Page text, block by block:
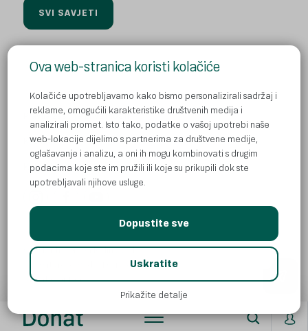
Ova web-stranica koristi kolačiće
Kolačiće upotrebljavamo kako bismo personalizirali sadržaj i
reklame, omogućili karakteristike društvenih medija i
analizirali promet. Isto tako, podatke o vašoj upotrebi naše
web-lokacije dijelimo s partnerima za društvene medije,
oglašavanje i analizu, a oni ih mogu kombinovati s drugim
podacima koje ste im pružili ili koje su prikupili dok ste
upotrebljavali njihove usluge.
Dopustite sve
Uskratite
Prikažite detalje
SVI SAVJETI
Pravila zaštite privatnosti
Kontakt
Kolačići
© Atlantic Droga Kolinska d.o.o
All rights reserved. ADK is part of
Atlantic Grupa.